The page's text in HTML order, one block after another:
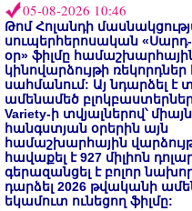
05-08-2026 10:46
Թոմ Հոլանդի
սուպերհերոսական
օր» ֆիլմը
կինովարձույթի ռեկորդներ
սահմանում: Այ նդարձել է
ամենամեծ
Variety-ի տվյալներով՝
հանգստյան օրերին այն
համաշխարհային
հավաքել է 927 միլիոն
գերազանցել է բոլոր
դարձել 2026 թվականի
եկամուտ ունեցող ֆիլմը: